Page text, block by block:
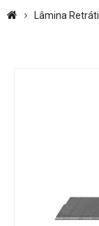
Lâmina